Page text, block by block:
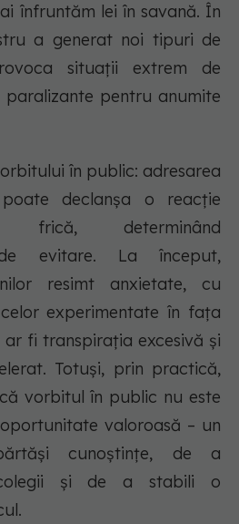
înfruntăm lei în savană. În
a generat noi tipuri de
situații extrem de
paralizante pentru anumite
în public: adresarea
declanșa o reacție
frică, determinând
de evitare. La început,
resimt anxietate, cu
experimentate în fața
fi transpirația excesivă și
Totuși, prin practică,
vorbitul în public nu este
valoroasă – un
cunoștințe, de a
și de a stabili o